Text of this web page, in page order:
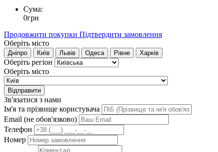
Сума:
0грн
Продовжити покупки Підтвердити замовлення
Оберіть місто
Дніпро Київ Львів Одеса Рівне Харків
Оберіть регіон
Оберіть місто
Відправити
Зв'язатися з нами
Ім'я та прізвище користувача
Email (не обов'язково)
Телефон
Номер